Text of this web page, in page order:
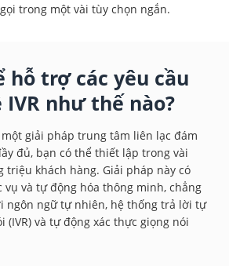
trong một vài tùy chọn ngắn.
hỗ trợ các yêu cầu
IVR như thế nào?
một giải pháp trung tâm liên lạc đám
đủ, bạn có thể thiết lập trong vài
triệu khách hàng. Giải pháp này có
vụ và tự động hóa thông minh, chẳng
ngôn ngữ tự nhiên, hệ thống trả lời tự
(IVR) và tự động xác thực giọng nói